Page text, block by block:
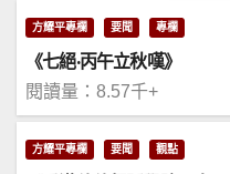
方耀平專欄 要聞 專欄
《七絕·丙午立秋嘆》
閱讀量：8.57千+
方耀平專欄 要聞 觀點